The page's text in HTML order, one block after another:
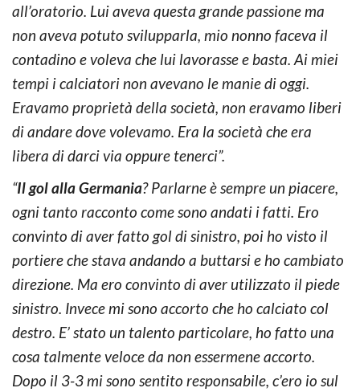
all’oratorio. Lui aveva questa grande passione ma
non aveva potuto svilupparla, mio nonno faceva il
contadino e voleva che lui lavorasse e basta. Ai miei
tempi i calciatori non avevano le manie di oggi.
Eravamo proprietà della società, non eravamo liberi
di andare dove volevamo. Era la società che era
libera di darci via oppure tenerci”.
“Il gol alla Germania? Parlarne è sempre un piacere,
ogni tanto racconto come sono andati i fatti. Ero
convinto di aver fatto gol di sinistro, poi ho visto il
portiere che stava andando a buttarsi e ho cambiato
direzione. Ma ero convinto di aver utilizzato il piede
sinistro. Invece mi sono accorto che ho calciato col
destro. E’ stato un talento particolare, ho fatto una
cosa talmente veloce da non essermene accorto.
Dopo il 3-3 mi sono sentito responsabile, c’ero io sul